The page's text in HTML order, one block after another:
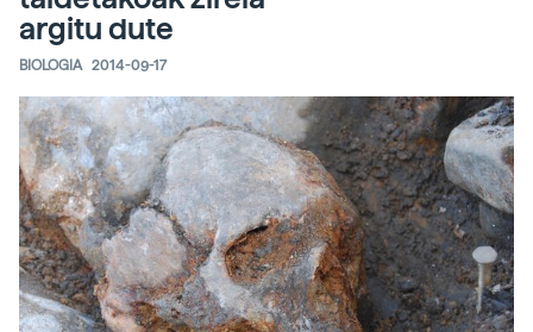
argitu dute
BIOLOGIA 2014-09-17